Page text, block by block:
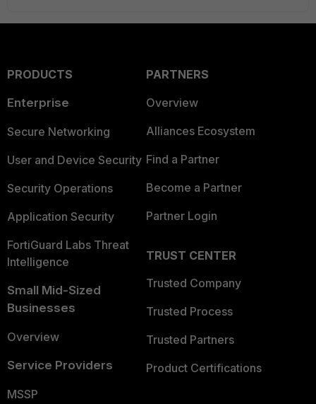
PRODUCTS
Enterprise
Secure Networking
User and Device Security
Security Operations
Application Security
FortiGuard Labs Threat
Intelligence
Small Mid-Sized
Businesses
Overview
Service Providers
MSSP
PARTNERS
Overview
Alliances Ecosystem
Find a Partner
Become a Partner
Partner Login
TRUST CENTER
Trusted Company
Trusted Process
Trusted Partners
Product Certifications